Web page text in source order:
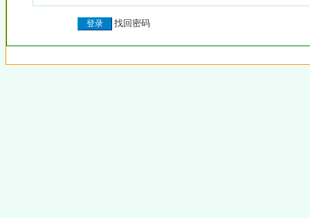
找回密码